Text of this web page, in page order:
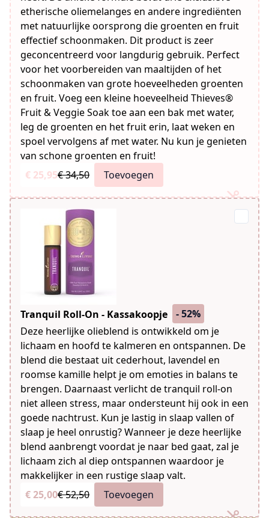
etherische oliemelanges en andere ingrediënten
met natuurlijke oorsprong die groenten en fruit
effectief schoonmaken. Dit product is zeer
geconcentreerd voor langdurig gebruik. Perfect
voor het voorbereiden van maaltijden of het
schoonmaken van grote hoeveelheden groenten
en fruit. Voeg een kleine hoeveelheid Thieves®
Fruit & Veggie Soak toe aan een bak met water,
leg de groenten en het fruit erin, laat weken en
spoel vervolgens af met water. Nu kun je genieten
van schone groenten en fruit!
€ 25,95€ 34,50 Toevoegen
Tranquil Roll-On - Kassakoopje
- 52%
Deze heerlijke olieblend is ontwikkeld om je
lichaam en hoofd te kalmeren en ontspannen. De
blend die bestaat uit cederhout, lavendel en
roomse kamille helpt je om emoties in balans te
brengen. Daarnaast verlicht de tranquil roll-on
niet alleen stress, maar ondersteunt hij ook in een
goede nachtrust. Kun je lastig in slaap vallen of
slaap je heel onrustig? Wanneer je deze heerlijke
blend aanbrengt voordat je naar bed gaat, zal je
lichaam zich al diep ontspannen waardoor je
makkelijker in een rustige slaap valt.
€ 25,00€ 52,50 Toevoegen